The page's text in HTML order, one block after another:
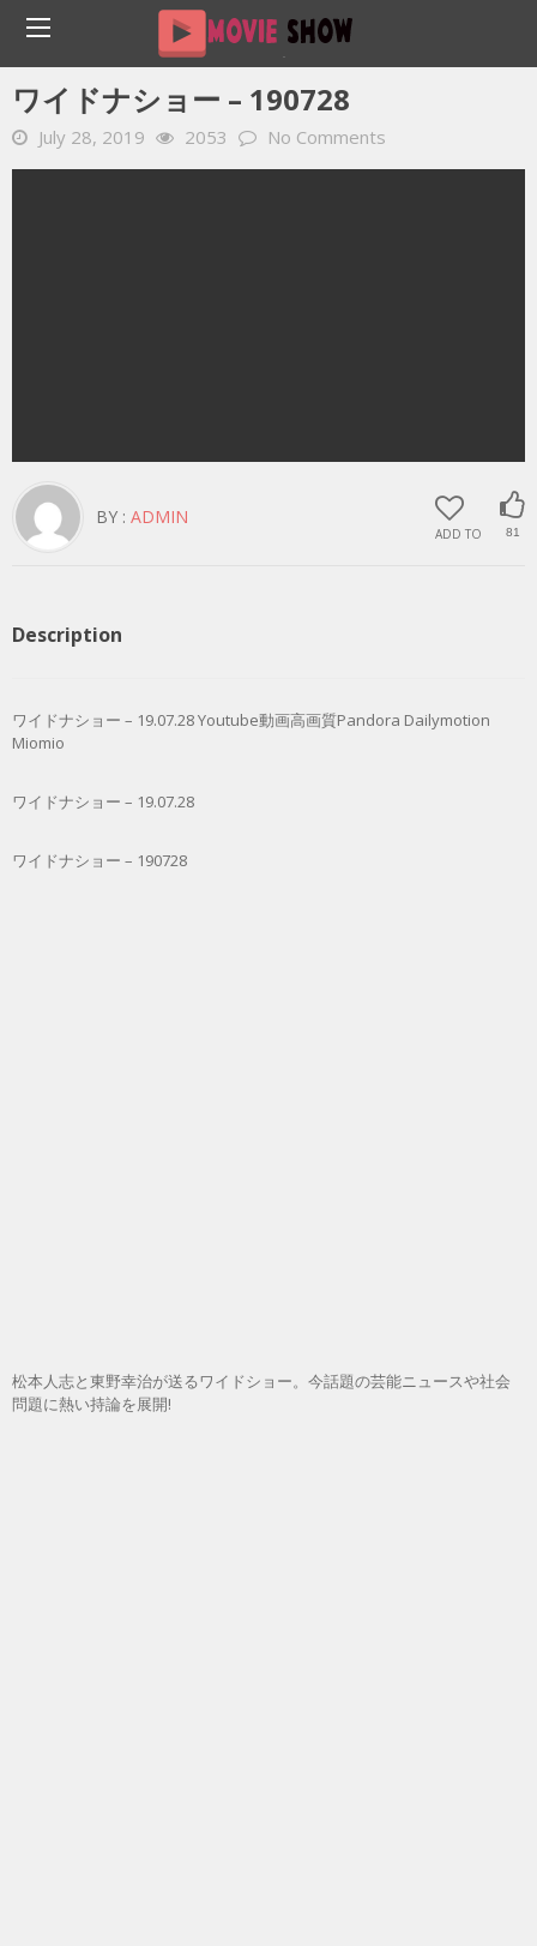
Home YOUTUBE 動画 毎日 ワイドナショー – 190728
ワイドナショー – 190728
July 28, 2019 2053 No Comments
ADD TO 81
BY : ADMIN
Description
ワイドナショー – 19.07.28 Youtube動画高画質Pandora Dailymotion
Miomio
ワイドナショー – 19.07.28
ワイドナショー – 190728
松本人志と東野幸治が送るワイドショー。今話題の芸能ニュースや社会
問題に熱い持論を展開!